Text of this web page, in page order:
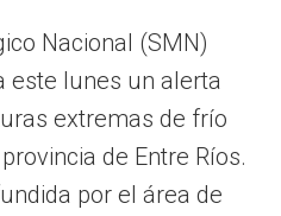
Nacional (SMN)
este lunes un alerta
extremas de frío
de Entre Ríos.
por el área de